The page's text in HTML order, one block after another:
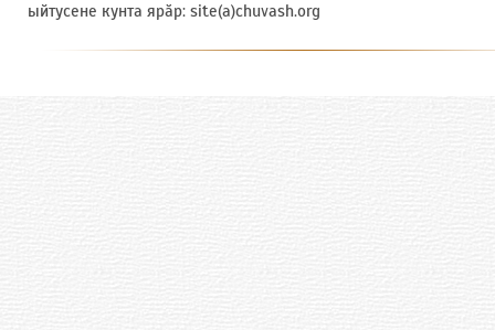
ыйтусене кунта ярӑр: site(a)chuvash.org